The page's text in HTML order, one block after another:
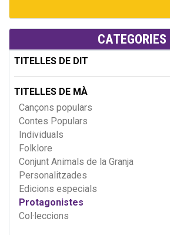
CATEGORIES
TITELLES DE DIT
TITELLES DE MÀ
Cançons populars
Contes Populars
Individuals
Folklore
Conjunt Animals de la Granja
Personalitzades
Edicions especials
Protagonistes
Col·leccions